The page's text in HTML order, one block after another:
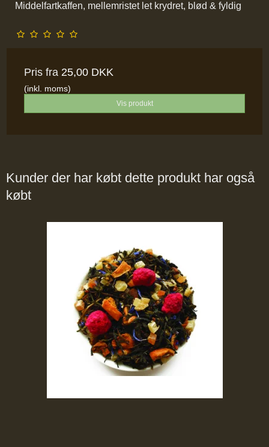
Middelfartkaffen, mellemristet let krydret, blød & fyldig
Pris fra 25,00 DKK
(inkl. moms)
Vis produkt
Kunder der har købt dette produkt har også
købt